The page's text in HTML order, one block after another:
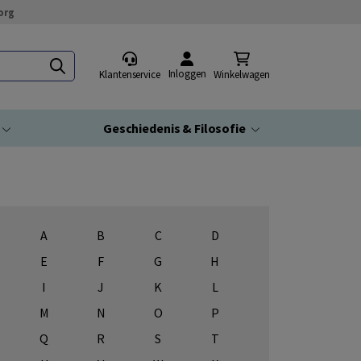
Klantenservice Inloggen Winkelwagen
Geschiedenis & Filosofie
A B C
D
E
F G
H
I
J K
L
M
N O
P
Q
R S
T